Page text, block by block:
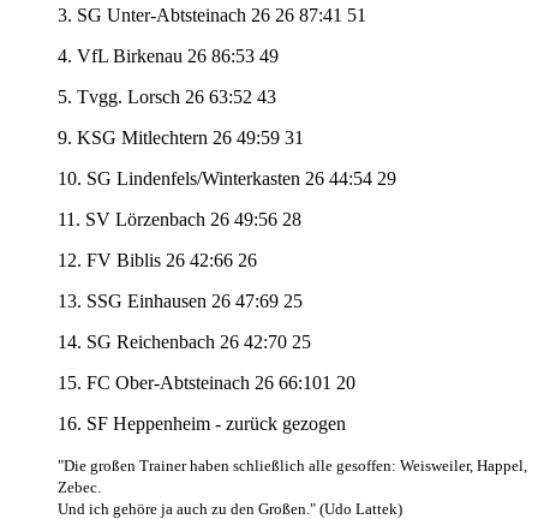
3. SG Unter-Abtsteinach 26 26 87:41 51
4. VfL Birkenau 26 86:53 49
5. Tvgg. Lorsch 26 63:52 43
9. KSG Mitlechtern 26 49:59 31
10. SG Lindenfels/Winterkasten 26 44:54 29
11. SV Lörzenbach 26 49:56 28
12. FV Biblis 26 42:66 26
13. SSG Einhausen 26 47:69 25
14. SG Reichenbach 26 42:70 25
15. FC Ober-Abtsteinach 26 66:101 20
16. SF Heppenheim - zurück gezogen
"Die großen Trainer haben schließlich alle gesoffen: Weisweiler, Happel,
Zebec.
Und ich gehöre ja auch zu den Großen." (Udo Lattek)